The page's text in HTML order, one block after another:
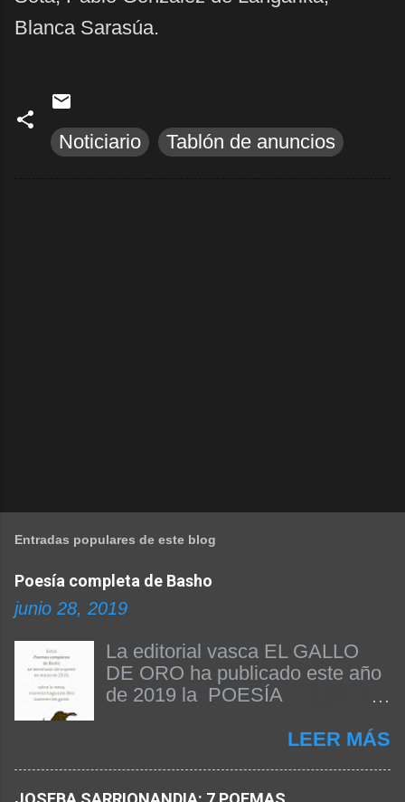
Blanca Sarasúa.
Noticiario Tablón de anuncios
Entradas populares de este blog
Poesía completa de Basho
junio 28, 2019
La editorial vasca EL GALLO
DE ORO ha publicado este año
de 2019 la POESÍA
LEER MÁS